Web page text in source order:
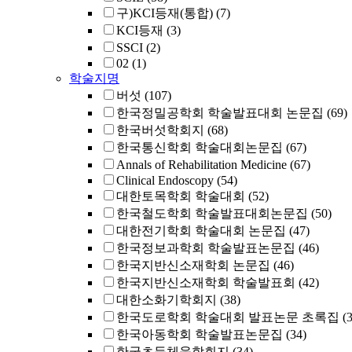
구)KCI등재(통합) (7)
KCI등재 (3)
SSCI (2)
02 (1)
학술지명
버섯 (107)
한국정밀공학회 학술발표대회 논문집 (69)
한국버섯학회지 (68)
한국통신학회 학술대회논문집 (67)
Annals of Rehabilitation Medicine (67)
Clinical Endoscopy (54)
대한토목학회 학술대회 (52)
한국철도학회 학술발표대회논문집 (50)
대한전기학회 학술대회 논문집 (47)
한국정보과학회 학술발표논문집 (46)
한국지반신소재학회 논문집 (46)
한국지반신소재학회 학술발표회 (42)
대한소화기학회지 (38)
한국도로학회 학술대회 발표논문 초록집
한국아동학회 학술발표논문집 (34)